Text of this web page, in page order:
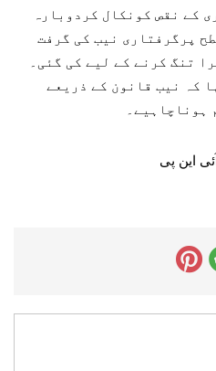
کے نقص کونکال کردوبارہ
پرگرفتاری نیب کی گرفت
تنگ کرنے کے لیے کی گئی۔
کہ نیب قانون کے ذریعے
این پی